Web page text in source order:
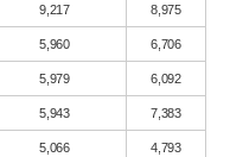
9,217 8,975
5,960 6,706
5,979 6,092
5,943 7,383
5,066 4,793